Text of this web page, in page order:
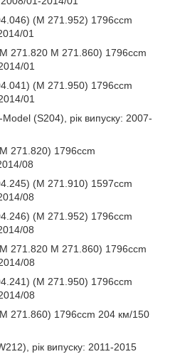
(M 271.952) 1796ccm
01
271.820 M 271.860) 1796ccm
01
(M 271.950) 1796ccm
01
(S204), рік випуску: 2007-
271.820) 1796ccm
08
(M 271.910) 1597ccm
08
(M 271.952) 1796ccm
08
271.820 M 271.860) 1796ccm
08
(M 271.950) 1796ccm
08
271.860) 1796ccm 204 км/150
рік випуску: 2011-2015